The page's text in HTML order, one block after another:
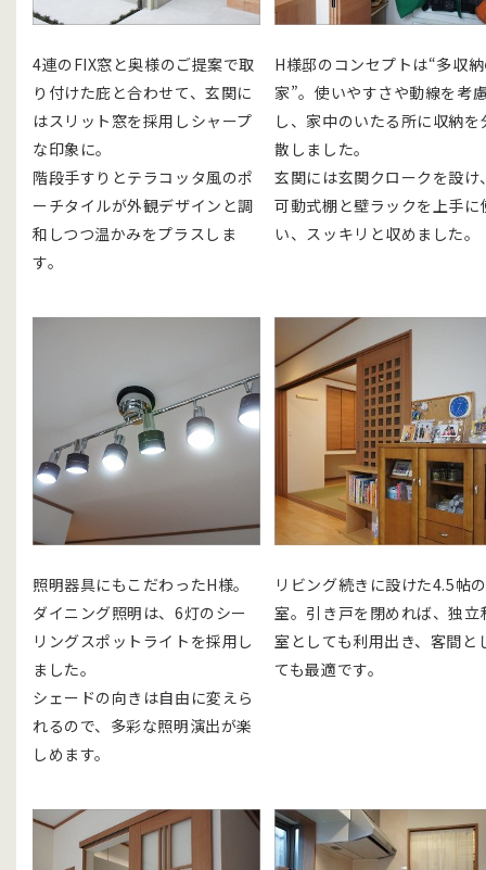
4連のFIX窓と奥様のご提案で取
り付けた庇と合わせて、玄関に
はスリット窓を採用しシャープ
な印象に。
階段手すりとテラコッタ風のポ
ーチタイルが外観デザインと調
和しつつ温かみをプラスしま
す。
H様邸のコンセプトは“多収
家”。使いやすさや動線を考
し、家中のいたる所に収納を
散しました。
玄関には玄関クロークを設け
可動式棚と壁ラックを上手に
い、スッキリと収めました。
照明器具にもこだわったH様。
ダイニング照明は、6灯のシー
リングスポットライトを採用し
ました。
シェードの向きは自由に変えら
れるので、多彩な照明演出が楽
しめます。
リビング続きに設けた4.5帖
室。引き戸を閉めれば、独立
室としても利用出き、客間と
ても最適です。